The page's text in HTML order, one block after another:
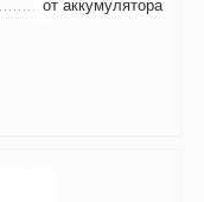
от аккумулятора